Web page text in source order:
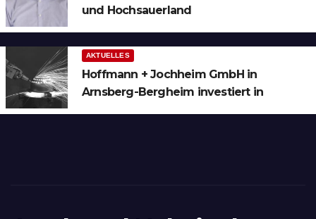
und Hochsauerland
AKTUELLES
Hoffmann + Jochheim GmbH in
Arnsberg-Bergheim investiert in